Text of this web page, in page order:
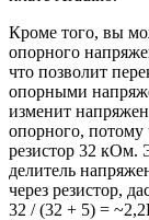
Кроме того, вы
опорного
что позволит
опорными
изменит
опорного, потому
резистор 32 кОм.
делитель
через резистор,
32 / (32 + 5) =